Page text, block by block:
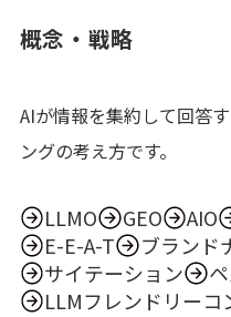
概念・戦略
AIが情報を集約して回答
ングの考え方です。
LLMO GEO AIO
E-E-A-T
ブランド
サイテーション
LLMフレンドリーコ